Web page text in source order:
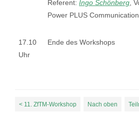
Referent: Ingo Schönberg ,
Power PLUS
17.10
Uhr
Ende des Workshops
< 11. ZfTM-Workshop Nach oben